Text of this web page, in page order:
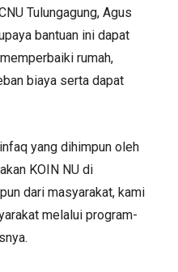
Tulungagung, Agus
bantuan ini dapat
rumah,
biaya serta dapat
yang dihimpun oleh
KOIN NU di
dari masyarakat, kami
melalui program-